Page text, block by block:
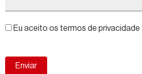
Eu aceito os termos de privacidade
Enviar